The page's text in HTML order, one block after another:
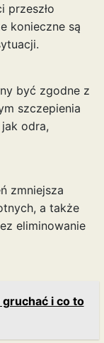
przeszło
konieczne są
być zgodne z
szczepienia
odra,
zmniejsza
a także
eliminowanie
i co to